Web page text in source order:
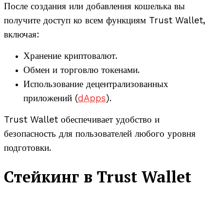
После создания или добавления кошелька вы
получите доступ ко всем функциям Trust Wallet,
включая:
Хранение криптовалют.
Обмен и торговлю токенами.
Использование децентрализованных
приложений (dApps).
Trust Wallet обеспечивает удобство и
безопасность для пользователей любого уровня
подготовки.
Стейкинг в Trust Wallet